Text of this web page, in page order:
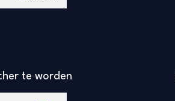
te worden